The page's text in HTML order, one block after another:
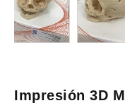
Impresión 3D